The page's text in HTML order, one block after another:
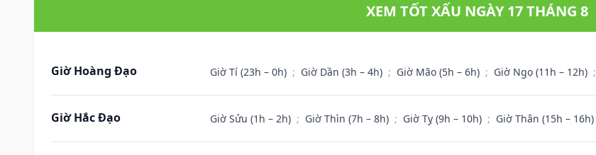
XEM TỐT XẤU NGÀY 17 THÁNG 8
Giờ Hoàng Đạo Giờ Tí (23h – 0h) ; Giờ Dần (3h – 4h) ; Giờ Mão (5h – 6h) ; Giờ Ngọ (11h – 12h) ;
Giờ Hắc Đạo Giờ Sửu (1h – 2h) ; Giờ Thìn (7h – 8h) ; Giờ Tỵ (9h – 10h) ; Giờ Thân (15h – 16h)